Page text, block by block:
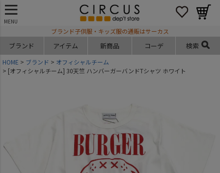
MENU
ブランド子供服・キッズ服の通販はサーカス
ブランド アイテム 新商品 コーデ 検索
HOME ブランド
オフィシャルチーム
[オフィシャルチーム] 30天竺 ハンバーガーバンドTシャツ ホワイト